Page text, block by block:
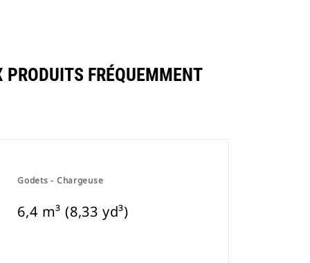
FRÉQUEMMENT
Godets - Chargeuse
6,4 m³ (8,33 yd³)